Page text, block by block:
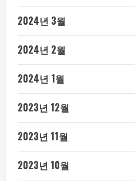
2024년 3월
2024년 2월
2024년 1월
2023년 12월
2023년 11월
2023년 10월